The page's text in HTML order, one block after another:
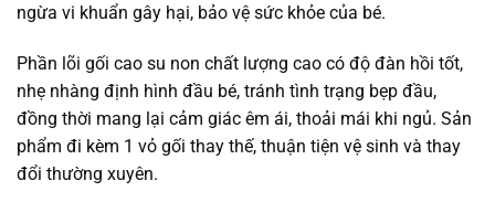
ngừa vi khuẩn gây hại, bảo vệ sức khỏe của bé.
Phần lõi gối cao su non chất lượng cao có độ đàn hồi tốt,
nhẹ nhàng định hình đầu bé, tránh tình trạng bẹp đầu,
đồng thời mang lại cảm giác êm ái, thoải mái khi ngủ. Sản
phẩm đi kèm 1 vỏ gối thay thế, thuận tiện vệ sinh và thay
đổi thường xuyên.